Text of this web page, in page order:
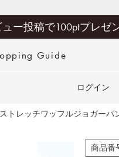
ー投稿で100ptプレゼ
Guide
ログイン
検索
ストレッチワッフルジョガーパ
商品番